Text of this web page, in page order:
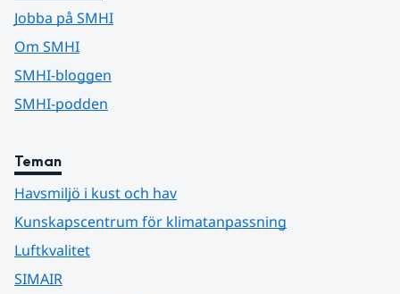
Jobba på SMHI
Om SMHI
SMHI-bloggen
SMHI-podden
Teman
Havsmiljö i kust och hav
Kunskapscentrum för klimatanpassning
Luftkvalitet
SIMAIR